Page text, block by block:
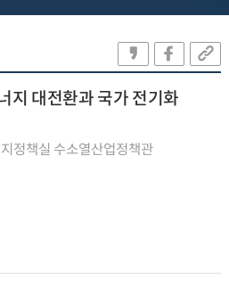
지 대전환과 국가 전기화
정책실 수소열산업정책관